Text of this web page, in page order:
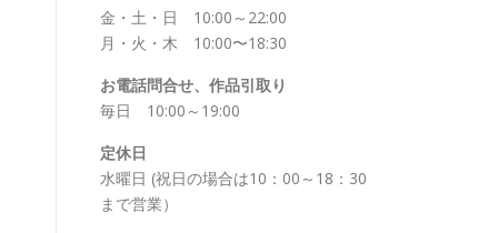
金・土・日 10:00～22:00
月・火・木 10:00〜18:30
お電話問合せ、作品引取り
毎日 10:00～19:00
定休日
水曜日 (祝日の場合は10：00～18：30
まで営業）